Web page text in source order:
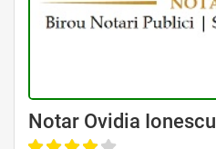
Notar Ovidia Ionescu